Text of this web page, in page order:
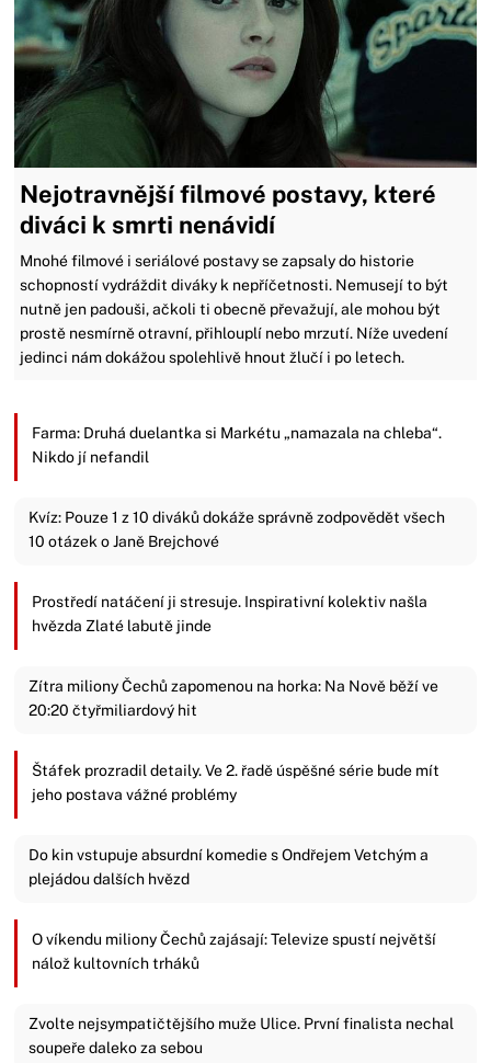
Nejotravnější filmové postavy, které
diváci k smrti nenávidí
Mnohé filmové i seriálové postavy se zapsaly do historie
schopností vydráždit diváky k nepříčetnosti. Nemusejí to být
nutně jen padouši, ačkoli ti obecně převažují, ale mohou být
prostě nesmírně otravní, přihlouplí nebo mrzutí. Níže uvedení
jedinci nám dokážou spolehlivě hnout žlučí i po letech.
Farma: Druhá duelantka si Markétu „namazala na chleba“.
Nikdo jí nefandil
Kvíz: Pouze 1 z 10 diváků dokáže správně zodpovědět všech
10 otázek o Janě Brejchové
Prostředí natáčení ji stresuje. Inspirativní kolektiv našla
hvězda Zlaté labutě jinde
Zítra miliony Čechů zapomenou na horka: Na Nově běží ve
20:20 čtyřmiliardový hit
Štáfek prozradil detaily. Ve 2. řadě úspěšné série bude mít
jeho postava vážné problémy
Do kin vstupuje absurdní komedie s Ondřejem Vetchým a
plejádou dalších hvězd
O víkendu miliony Čechů zajásají: Televize spustí největší
nálož kultovních trháků
Zvolte nejsympatičtějšího muže Ulice. První finalista nechal
soupeře daleko za sebou